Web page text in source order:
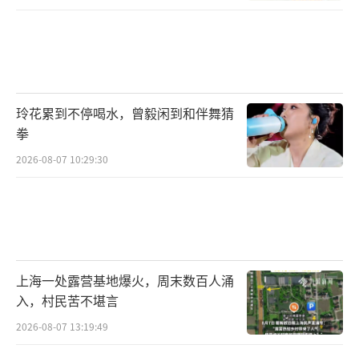
玲花累到不停喝水，曾毅闲到和伴舞猜
拳
2026-08-07 10:29:30
上海一处露营基地爆火，周末数百人涌
入，村民苦不堪言
2026-08-07 13:19:49